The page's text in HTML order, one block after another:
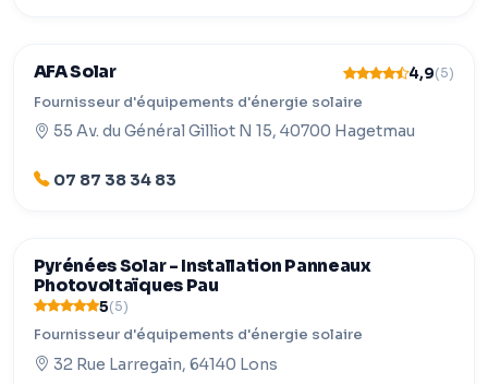
AFA Solar 4,9(5)
Fournisseur d'équipements d'énergie solaire
55 Av. du Général Gilliot N 15, 40700 Hagetmau
07 87 38 34 83
Pyrénées Solar - Installation Panneaux
Photovoltaïques Pau
5(5)
Fournisseur d'équipements d'énergie solaire
32 Rue Larregain, 64140 Lons